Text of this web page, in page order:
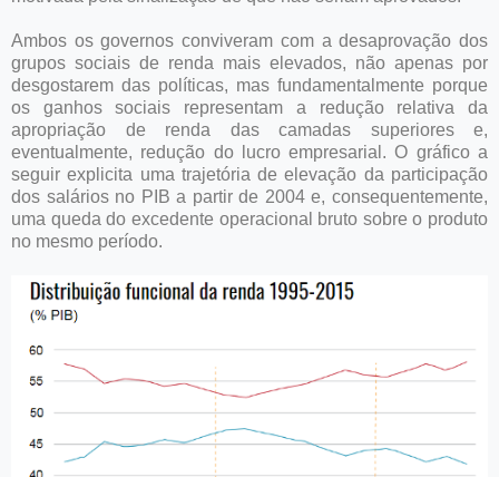
Ambos os governos conviveram com a desaprovação dos
grupos sociais de renda mais elevados, não apenas por
desgostarem das políticas, mas fundamentalmente porque
os ganhos sociais representam a redução relativa da
apropriação de renda das camadas superiores e,
eventualmente, redução do lucro empresarial. O gráfico a
seguir explicita uma trajetória de elevação da participação
dos salários no PIB a partir de 2004 e, consequentemente,
uma queda do excedente operacional bruto sobre o produto
no mesmo período.